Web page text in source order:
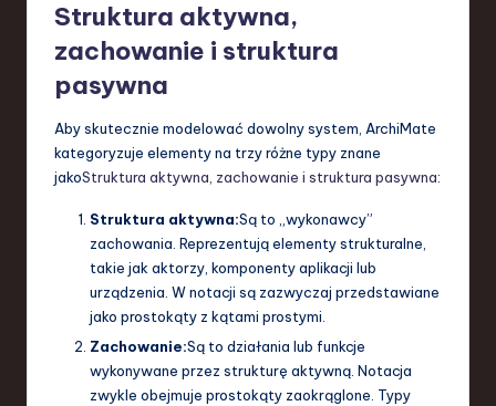
Struktura aktywna,
zachowanie i struktura
pasywna
Aby skutecznie modelować dowolny system, ArchiMate
kategoryzuje elementy na trzy różne typy znane
jakoStruktura aktywna, zachowanie i struktura pasywna:
Struktura aktywna:Są to „wykonawcy”
zachowania. Reprezentują elementy strukturalne,
takie jak aktorzy, komponenty aplikacji lub
urządzenia. W notacji są zazwyczaj przedstawiane
jako prostokąty z kątami prostymi.
Zachowanie:Są to działania lub funkcje
wykonywane przez strukturę aktywną. Notacja
zwykle obejmuje prostokąty zaokrąglone. Typy